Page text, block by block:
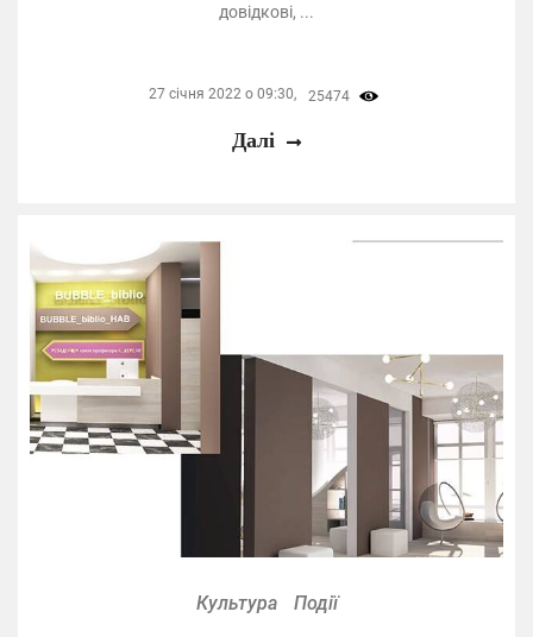
довідкові, ...
27 січня 2022 о 09:30, 25474
Далі
Культура Події